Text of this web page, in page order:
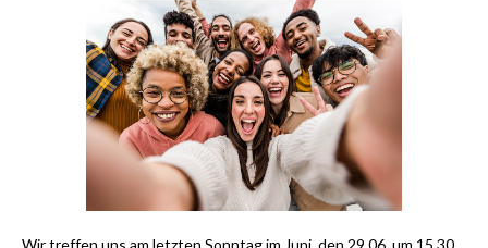
Wir treffen uns am letzten Sonntag im Juni, den 29.06. um 15.30